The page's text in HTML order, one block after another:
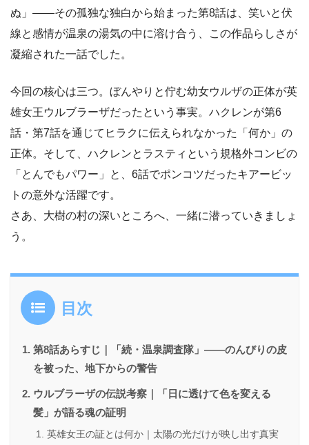
ぬ」――その孤独な独白から始まった第8話は、笑いと伏
線と感情が温泉の湯気の中に溶け合う、この作品らしさが
凝縮された一話でした。
今回の核心は三つ。ぼんやりと佇む幼女ウルザの正体が英
雄女王ウルブラーザだったという事実。ハクレンが第6
話・第7話を通じてヒラクに伝えられなかった「何か」の
正体。そして、ハクレンとラスティという規格外コンビの
「とんでもパワー」と、6話でポンコツだったキアービッ
トの意外な活躍です。
さあ、大樹の村の深いところへ、一緒に潜っていきましょ
う。
目次
第8話あらすじ｜「続・温泉調査隊」――のんびりの皮
を被った、地下からの警告
ウルブラーザの伝説考察｜「日に透けて色を変える
髪」が語る魂の証明
英雄女王の証とは何か｜太陽の光だけが映し出す真実